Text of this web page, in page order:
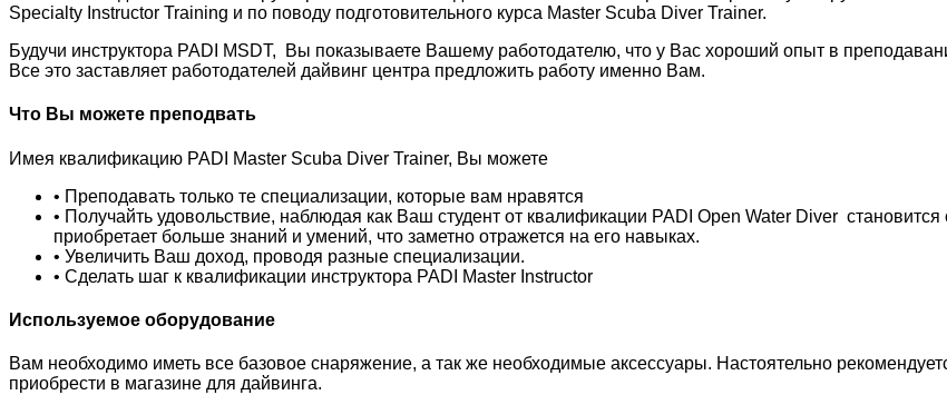
Specialty Instructor Training и по поводу подготовительного курса Master Scuba Diver Trainer.
Будучи инструктора PADI MSDT, Вы показываете Вашему работодателю, что у Вас хороший опыт в
Все это заставляет работодателей дайвинг центра предложить работу именно Вам.
Что Вы можете преподвать
Имея квалификацию PADI Master Scuba Diver Trainer, Вы можете
• Преподавать только те специализации, которые вам нравятся
• Получайть удовольствие, наблюдая как Ваш студент от квалификации PADI Open Water Diver
приобретает больше знаний и умений, что заметно отражется на его навыках.
• Увеличить Ваш доход, проводя разные специализации.
• Сделать шаг к квалификации инструктора PADI Master Instructor
Используемое оборудование
Вам необходимо иметь все базовое снаряжение, а так же необходимые аксессуары. Настоятельно
приобрести в магазине для дайвинга.